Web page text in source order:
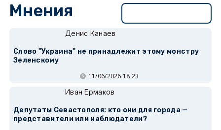
Мнения
Денис Канаев
Слово "Украина" не принадлежит этому монстру
Зеленскому
11/06/2026 18:23
Иван Ермаков
Депутаты Севастополя: кто они для города —
представители или наблюдатели?